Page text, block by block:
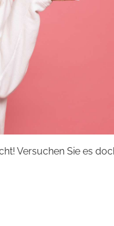
Versuchen Sie es